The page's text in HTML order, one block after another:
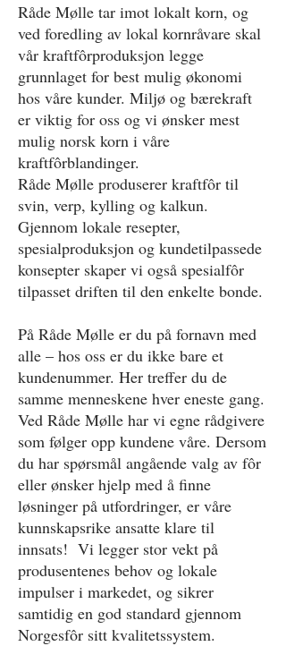
Råde Mølle tar imot lokalt korn, og
ved foredling av lokal kornråvare skal
vår kraftfôrproduksjon legge
grunnlaget for best mulig økonomi
hos våre kunder. Miljø og bærekraft
er viktig for oss og vi ønsker mest
mulig norsk korn i våre
kraftfôrblandinger.
Råde Mølle produserer kraftfôr til
svin, verp, kylling og kalkun.
Gjennom lokale resepter,
spesialproduksjon og kundetilpassede
konsepter skaper vi også spesialfôr
tilpasset driften til den enkelte bonde.
På Råde Mølle er du på fornavn med
alle – hos oss er du ikke bare et
kundenummer. Her treffer du de
samme menneskene hver eneste gang.
Ved Råde Mølle har vi egne rådgivere
som følger opp kundene våre. Dersom
du har spørsmål angående valg av fôr
eller ønsker hjelp med å finne
løsninger på utfordringer, er våre
kunnskapsrike ansatte klare til
innsats! Vi legger stor vekt på
produsentenes behov og lokale
impulser i markedet, og sikrer
samtidig en god standard gjennom
Norgesfôr sitt kvalitetssystem.